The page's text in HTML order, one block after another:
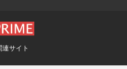
連サイト